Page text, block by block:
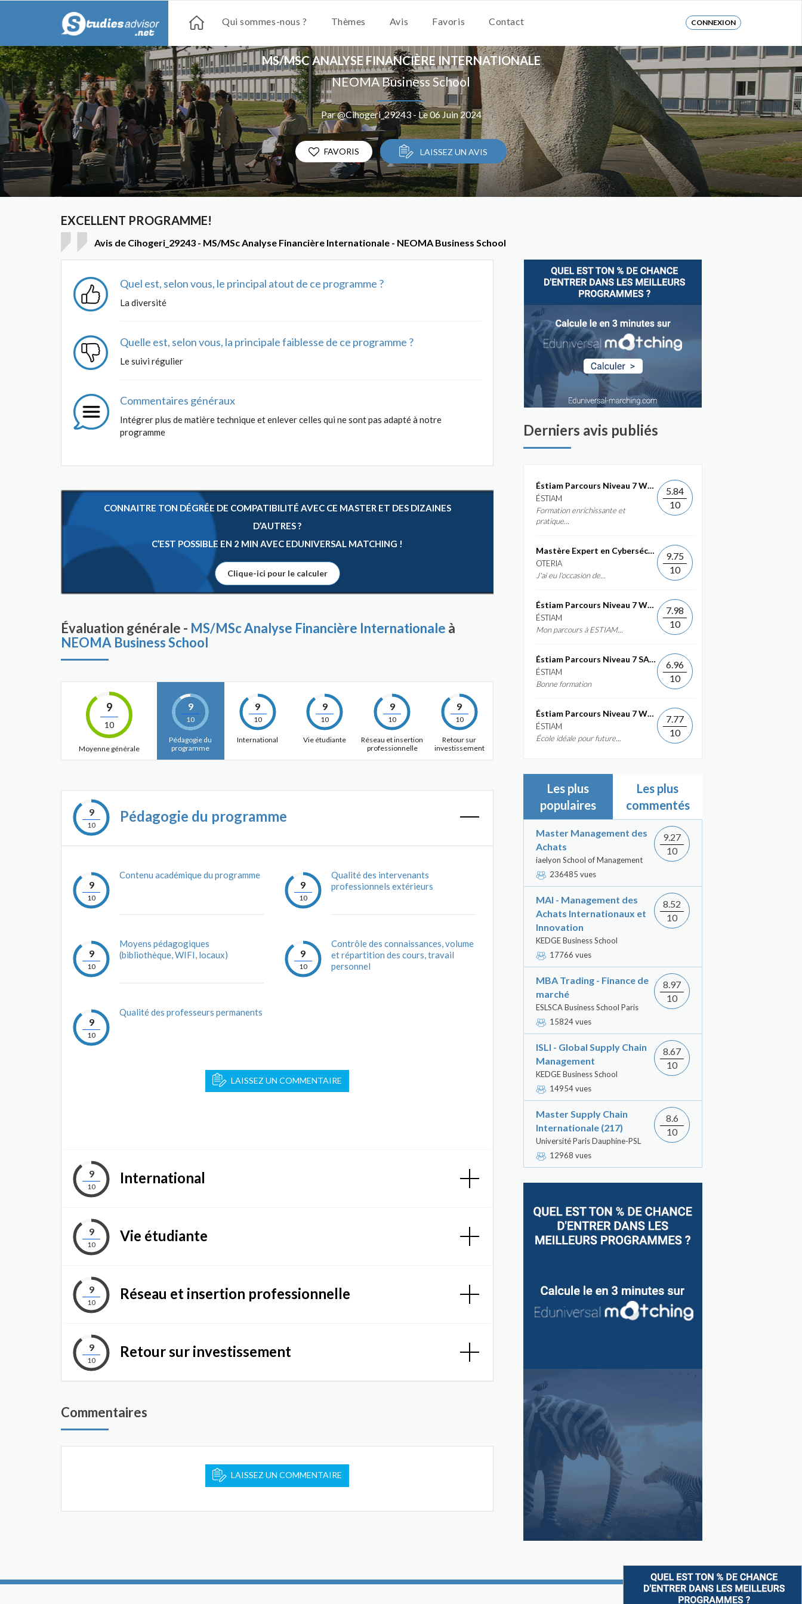
Qui sommes-nous ? Thèmes Avis Favoris Contact CONNEXION
MS/MSC ANALYSE FINANCIÈRE INTERNATIONALE
NEOMA Business School
Par @Cihogeri_29243 - Le 06 Juin 2024
FAVORIS LAISSEZ UN AVIS
EXCELLENT PROGRAMME!
Avis de Cihogeri_29243 - MS/MSc Analyse Financière Internationale - NEOMA Business School
Quel est, selon vous, le principal atout de ce programme ?
La diversité
Quelle est, selon vous, la principale faiblesse de ce programme ?
Le suivi régulier
Commentaires généraux
Intégrer plus de matière technique et enlever celles qui ne sont pas adapté à notre
programme
CONNAITRE TON DÉGRÉE DE COMPATIBILITÉ AVEC CE MASTER ET DES DIZAINES
D’AUTRES ?
C’EST POSSIBLE EN 2 MIN AVEC EDUNIVERSAL MATCHING !
Clique-ici pour le calculer
Évaluation générale - MS/MSc Analyse Financière Internationale à
NEOMA Business School
9
10
Moyenne générale
9
10
Pédagogie du
programme
9
10
International
9
10
Vie étudiante
9
10
Réseau et insertion
professionnelle
9
10
Retour sur
investissement
9
10
Pédagogie du programme
9
10
Contenu académique du programme
9
10
Moyens pédagogiques
(bibliothèque, WIFI, locaux)
9
10
Qualité des professeurs permanents
9
10
Qualité des intervenants
professionnels extérieurs
9
10
Contrôle des connaissances, volume
et répartition des cours, travail
personnel
LAISSEZ UN COMMENTAIRE
9
10
International
9
10
Vie étudiante
9
10
Réseau et insertion professionnelle
9
10
Retour sur investissement
Commentaires
LAISSEZ UN COMMENTAIRE
Derniers avis publiés
Éstiam Parcours Niveau 7 Web &...
ÉSTIAM
Formation enrichissante et
pratique...
5.84
10
Mastère Expert en Cybersécurité
OTERIA
J'ai eu l'occasion de...
9.75
10
Éstiam Parcours Niveau 7 Web &...
ÉSTIAM
Mon parcours à ESTIAM...
7.98
10
Éstiam Parcours Niveau 7 SAP ERP...
ÉSTIAM
Bonne formation
6.96
10
Éstiam Parcours Niveau 7 Web &...
ÉSTIAM
École idéale pour future...
7.77
10
Les plus
populaires
Les plus
commentés
Master Management des
Achats
iaelyon School of Management
236485 vues
9.27
10
MAI - Management des
Achats Internationaux et
Innovation
KEDGE Business School
17766 vues
8.52
10
MBA Trading - Finance de
marché
ESLSCA Business School Paris
15824 vues
8.97
10
ISLI - Global Supply Chain
Management
KEDGE Business School
14954 vues
8.67
10
Master Supply Chain
Internationale (217)
Université Paris Dauphine-PSL
12968 vues
8.6
10